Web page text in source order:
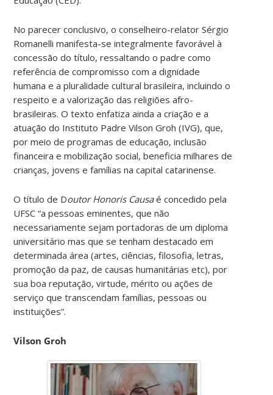
No parecer conclusivo, o conselheiro-relator Sérgio
Romanelli manifesta-se integralmente favorável à
concessão do título, ressaltando o padre como
referência de compromisso com a dignidade
humana e a pluralidade cultural brasileira, incluindo o
respeito e a valorização das religiões afro-
brasileiras. O texto enfatiza ainda a criação e a
atuação do Instituto Padre Vilson Groh (IVG), que,
por meio de programas de educação, inclusão
financeira e mobilização social, beneficia milhares de
crianças, jovens e famílias na capital catarinense.
O título de Doutor Honoris Causaé concedido pela
UFSC “a pessoas eminentes, que não
necessariamente sejam portadoras de um diploma
universitário mas que se tenham destacado em
determinada área (artes, ciências, filosofia, letras,
promoção da paz, de causas humanitárias etc), por
sua boa reputação, virtude, mérito ou ações de
serviço que transcendam famílias, pessoas ou
instituições”.
Vilson Groh